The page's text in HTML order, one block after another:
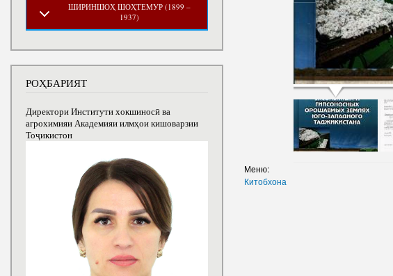
Меню:
Китобхона
ШИРИНШОҲ ШОҲТЕМУР (1899 –
1937)
РОҲБАРИЯТ
Директори Институти хокшиносӣ ва
агрохимияи Академияи илмҳои кишоварзии
Тоҷикистон